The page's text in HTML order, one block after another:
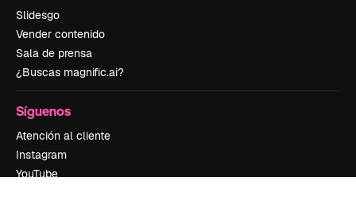
Slidesgo
Vender contenido
Sala de prensa
¿Buscas magnific.ai?
Síguenos
Atención al cliente
Instagram
YouTube